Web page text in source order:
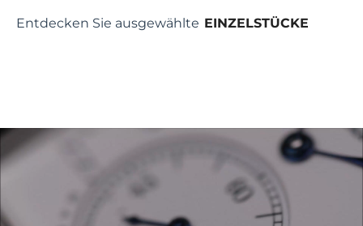
Entdecken Sie ausgewählte EINZELSTÜCKE